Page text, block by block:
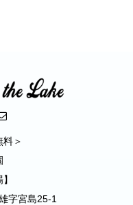
料＞
字宮島25-1